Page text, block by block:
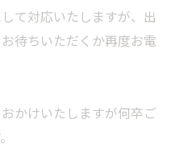
て対応いたしますが、出
待ちいただくか再度お電
かけいたしますが何卒ご